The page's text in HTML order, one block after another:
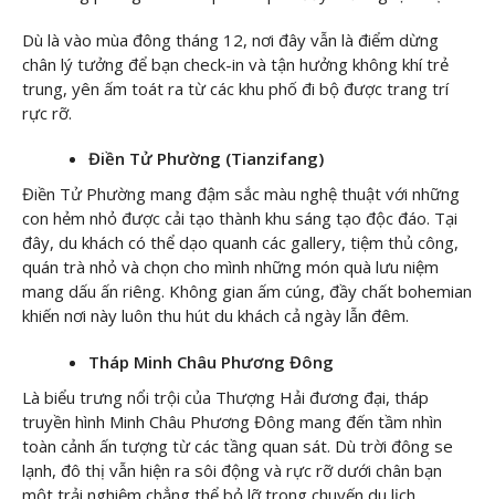
Dù là vào mùa đông tháng 12, nơi đây vẫn là điểm dừng
chân lý tưởng để bạn check-in và tận hưởng không khí trẻ
trung, yên ấm toát ra từ các khu phố đi bộ được trang trí
rực rỡ.
Điền Tử Phường (Tianzifang)
Điền Tử Phường mang đậm sắc màu nghệ thuật với những
con hẻm nhỏ được cải tạo thành khu sáng tạo độc đáo. Tại
đây, du khách có thể dạo quanh các gallery, tiệm thủ công,
quán trà nhỏ và chọn cho mình những món quà lưu niệm
mang dấu ấn riêng. Không gian ấm cúng, đầy chất bohemian
khiến nơi này luôn thu hút du khách cả ngày lẫn đêm.
Tháp Minh Châu Phương Đông
Là biểu trưng nổi trội của Thượng Hải đương đại, tháp
truyền hình Minh Châu Phương Đông mang đến tầm nhìn
toàn cảnh ấn tượng từ các tầng quan sát. Dù trời đông se
lạnh, đô thị vẫn hiện ra sôi động và rực rỡ dưới chân bạn
một trải nghiệm chẳng thể bỏ lỡ trong chuyến du lịch